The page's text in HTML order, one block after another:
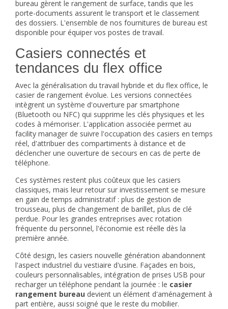
bureau gèrent le rangement de surface, tandis que les
porte-documents assurent le transport et le classement
des dossiers. L'ensemble de nos fournitures de bureau est
disponible pour équiper vos postes de travail.
Casiers connectés et
tendances du flex office
Avec la généralisation du travail hybride et du flex office, le
casier de rangement évolue. Les versions connectées
intègrent un système d'ouverture par smartphone
(Bluetooth ou NFC) qui supprime les clés physiques et les
codes à mémoriser. L'application associée permet au
facility manager de suivre l'occupation des casiers en temps
réel, d'attribuer des compartiments à distance et de
déclencher une ouverture de secours en cas de perte de
téléphone.
Ces systèmes restent plus coûteux que les casiers
classiques, mais leur retour sur investissement se mesure
en gain de temps administratif : plus de gestion de
trousseau, plus de changement de barillet, plus de clé
perdue. Pour les grandes entreprises avec rotation
fréquente du personnel, l'économie est réelle dès la
première année.
Côté design, les casiers nouvelle génération abandonnent
l'aspect industriel du vestiaire d'usine. Façades en bois,
couleurs personnalisables, intégration de prises USB pour
recharger un téléphone pendant la journée : le casier
rangement bureau devient un élément d'aménagement à
part entière, aussi soigné que le reste du mobilier.